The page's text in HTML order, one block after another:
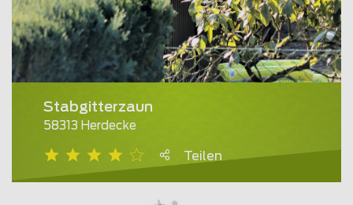
Stabgitterzaun
58313 Herdecke
Teilen